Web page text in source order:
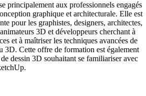
principalement aux professionnels engagés
graphique et architecturale. Elle est
pour les graphistes, designers, architectes,
3D et développeurs cherchant à
et à maîtriser les techniques avancées de
3D. Cette offre de formation est également
dessin 3D souhaitant se familiariser avec